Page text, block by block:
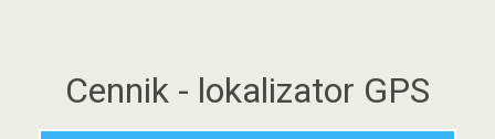
Cennik - lokalizator GPS